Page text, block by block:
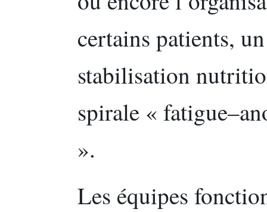
certains patients,
stabilisation
spirale «
».
Les équipes